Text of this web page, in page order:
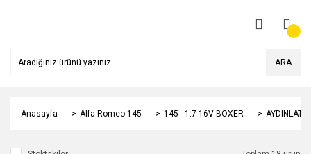
ARA
Anasayfa Alfa Romeo 145 145 - 1.7 16V BOXER